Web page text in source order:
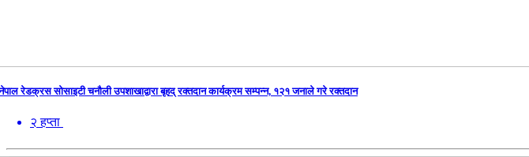
रेडक्रस सोसाइटी चनौली उपशाखाद्वारा बृहद् रक्तदान कार्यक्रम सम्पन्न, १२१ जनाले गरे रक्तदान
२ हप्ता